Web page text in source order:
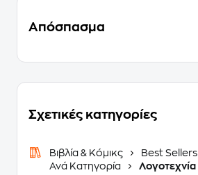
Απόσπασμα
Σχετικές κατηγορίες
Βιβλία & Κόμικς
Best Sellers
Ανά Κατηγορία
Λογοτεχνία